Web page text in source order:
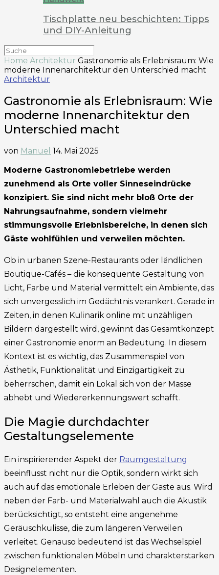
Tischplatte neu beschichten: Tipps
und DIY-Anleitung
Home Architektur Gastronomie als Erlebnisraum: Wie
moderne Innenarchitektur den Unterschied macht
Architektur
Gastronomie als Erlebnisraum: Wie
moderne Innenarchitektur den
Unterschied macht
von Manuel 14. Mai 2025
Moderne Gastronomiebetriebe werden
zunehmend als Orte voller Sinneseindrücke
konzipiert. Sie sind nicht mehr bloß Orte der
Nahrungsaufnahme, sondern vielmehr
stimmungsvolle Erlebnisbereiche, in denen sich
Gäste wohlfühlen und verweilen möchten.
Ob in urbanen Szene-Restaurants oder ländlichen
Boutique-Cafés – die konsequente Gestaltung von
Licht, Farbe und Material vermittelt ein Ambiente, das
sich unvergesslich im Gedächtnis verankert. Gerade in
Zeiten, in denen Kulinarik online mit unzähligen
Bildern dargestellt wird, gewinnt das Gesamtkonzept
einer Gastronomie enorm an Bedeutung. In diesem
Kontext ist es wichtig, das Zusammenspiel von
Ästhetik, Funktionalität und Einzigartigkeit zu
beherrschen, damit ein Lokal sich von der Masse
abhebt und Wiedererkennungswert schafft.
Die Magie durchdachter
Gestaltungselemente
Ein inspirierender Aspekt der Raumgestaltung
beeinflusst nicht nur die Optik, sondern wirkt sich
auch auf das emotionale Erleben der Gäste aus. Wird
neben der Farb- und Materialwahl auch die Akustik
berücksichtigt, so entsteht eine angenehme
Geräuschkulisse, die zum längeren Verweilen
verleitet. Genauso bedeutend ist das Wechselspiel
zwischen funktionalen Möbeln und charakterstarken
Designelementen.